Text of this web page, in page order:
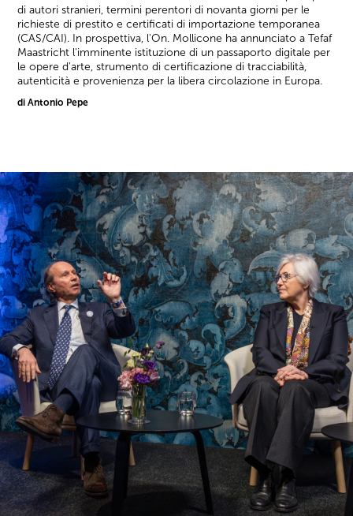
di autori stranieri, termini perentori di novanta giorni per le
richieste di prestito e certificati di importazione temporanea
(CAS/CAI). In prospettiva, l'On. Mollicone ha annunciato a Tefaf
Maastricht l'imminente istituzione di un passaporto digitale per
le opere d'arte, strumento di certificazione di tracciabilità,
autenticità e provenienza per la libera circolazione in Europa.
di Antonio Pepe